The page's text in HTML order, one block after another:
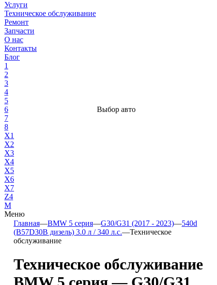
Услуги
Техническое обслуживание
Ремонт
Запчасти
О нас
Контакты
Блог
1
2
3
4
5
6
7
8
X1
X2
X3
X4
X5
X6
X7
Z4
М
Меню
Выбор авто
Главная—BMW 5 серия—G30/G31 (2017 - 2023)—540d
(B57D30B дизель) 3.0 л / 340 л.с.—Техническое
обслуживание
Техническое обслуживание